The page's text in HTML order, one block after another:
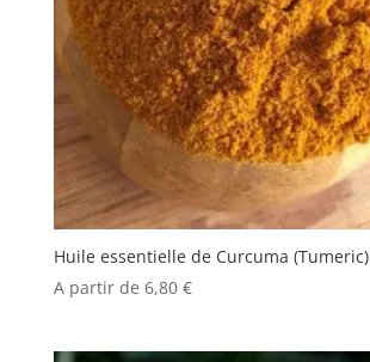
Huile essentielle de Curcuma (Tumeric)
A partir de 6,80 €